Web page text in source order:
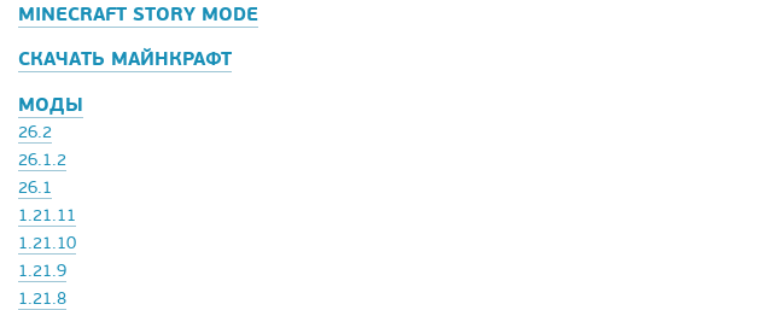
MINECRAFT STORY MODE
СКАЧАТЬ МАЙНКРАФТ
МОДЫ
26.2
26.1.2
26.1
1.21.11
1.21.10
1.21.9
1.21.8